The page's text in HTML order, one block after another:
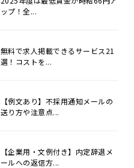
ップ！全...
無料で求人掲載できるサービス21
選！コストを...
【例文あり】不採用通知メールの
送り方や注意点...
【企業用・文例付き】内定辞退メ
ールへの返信方...